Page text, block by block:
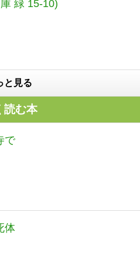
緑 15-10)
と見る
読む本
で
体